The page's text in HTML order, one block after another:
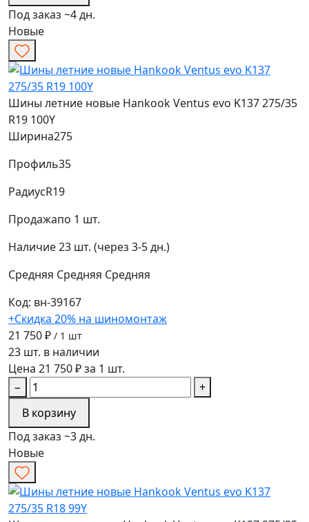
Под заказ ~4 дн.
Новые
Шины летние новые Hankook Ventus evo K137 275/35
R19 100Y
Ширина275
Профиль35
РадиусR19
Продажапо 1 шт.
Наличие23 шт. (через 3-5 дн.)
Средняя Средняя Средняя
Код: вн-39167
+Скидка 20% на шиномонтаж
21 750 ₽ / 1 шт
23 шт. в наличии
Цена 21 750 ₽ за 1 шт.
−
+
В корзину
Под заказ ~3 дн.
Новые